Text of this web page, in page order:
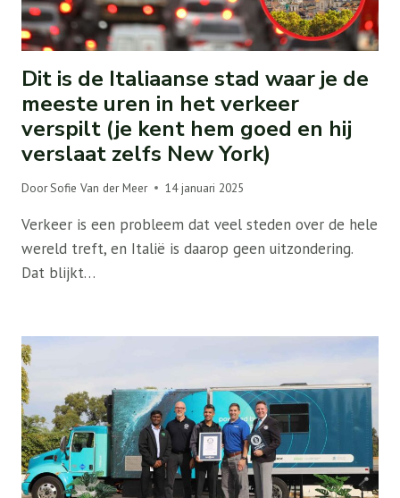
Dit is de Italiaanse stad waar je de
meeste uren in het verkeer
verspilt (je kent hem goed en hij
verslaat zelfs New York)
DoorSofie Van der Meer 14 januari 2025
Verkeer is een probleem dat veel steden over de hele
wereld treft, en Italië is daarop geen uitzondering.
Dat blijkt…